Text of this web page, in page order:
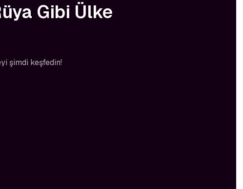
Gibi Ülke
şimdi keşfedin!